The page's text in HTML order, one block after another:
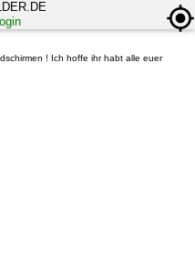
! Ich hoffe ihr habt alle euer